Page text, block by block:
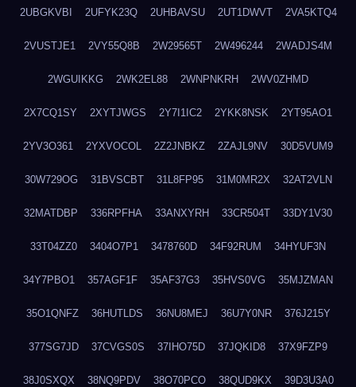
2UBGKVBI 2UFYK23Q 2UHBAVSU 2UT1DWVT 2VA5KTQ4
2VUSTJE1 2VY55Q8B 2W29565T 2W496244 2WADJS4M
2WGUIKKG 2WK2EL88 2WNPNKRH 2WV0ZHMD
2X7CQ1SY 2XYTJWGS 2Y7I1IC2 2YKK8NSK 2YT95AO1
2YV3O361 2YXVOCOL 2Z2JNBKZ 2ZAJL9NV 30D5VUM9
30W729OG 31BVSCBT 31L8FP95 31M0MR2X 32AT2VLN
32MATDBP 336RPFHA 33ANXYRH 33CR504T 33DY1V30
33T04ZZ0 3404O7P1 3478760D 34F92RUM 34HYUF3N
34Y7PBO1 357AGF1F 35AF37G3 35HVS0VG 35MJZMAN
35O1QNFZ 36HUTLDS 36NU8MEJ 36U7Y0NR 376J215Y
377SG7JD 37CVGS0S 37IHO75D 37JQKID8 37X9FZP9
38J0SXQX 38NQ9PDV 38O70PCO 38QUD9KX 39D3U3A0